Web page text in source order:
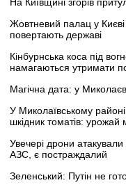
На Київщині згорів
Жовтневий палац у
повертають державі
Кінбурнська коса під
намагаються утримати
Магічна дата: у
У Миколаївському
шкідник томатів:
Увечері дрони
АЗС, є постраждалий
Зеленський: Путін не